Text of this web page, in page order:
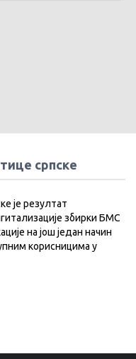
српске
је резултат
збирки БМС
на још један начин
корисницима у